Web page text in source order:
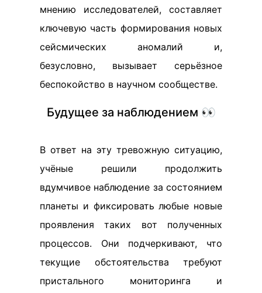
мнению исследователей, составляет
ключевую часть формирования новых
сейсмических аномалий и,
безусловно, вызывает серьёзное
беспокойство в научном сообществе.
Будущее за наблюдением 👀
В ответ на эту тревожную ситуацию,
учёные решили продолжить
вдумчивое наблюдение за состоянием
планеты и фиксировать любые новые
проявления таких вот полученных
процессов. Они подчеркивают, что
текущие обстоятельства требуют
пристального мониторинга и